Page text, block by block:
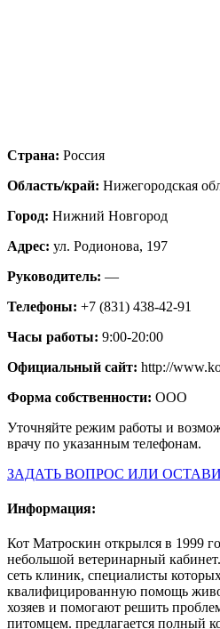
Страна: Россия
Область/край: Нижегородская
Город: Нижний Новгород
Адрес: ул. Родионова, 197
Руководитель: —
Телефоны: +7 (831) 438-42-91
Часы работы: 9:00-20:00
Официальный сайт: http://
Форма собственности: ООО
Уточняйте режим работы и
врачу по указанным телефонам.
ЗАДАТЬ ВОПРОС ИЛИ
Информация:
Кот Матроскин открылся в 1999
небольшой ветеринарный
сеть клиник, специалисты
квалифицированную помощь
хозяев и помогают решить
питомцем. предлагается полный